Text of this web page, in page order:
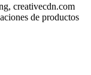
creativecdn.com
de productos